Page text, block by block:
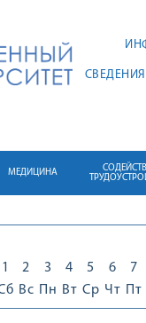
МЕДИЦИНА
1
2
Вс
3
Пн
4
Вт
5
Ср
6
Чт
7
Пт